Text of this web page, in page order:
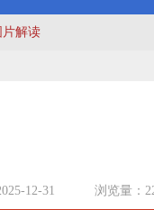
片解读
12-31 浏览量：